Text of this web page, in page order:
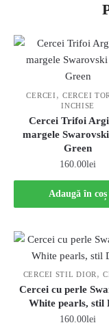
CERCEI ,CERCEI
INCHISE
Cercei Trifoi
margele
Green
160.00lei
Adaugă în coș
CERCEI STIL DIOR ,
Cercei cu perle
White pearls, stil
160.00lei